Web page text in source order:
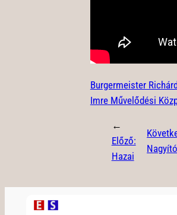
Burgermeister Richárd
Imre Művelődési
←
Előző:
Hazai
Nagyító